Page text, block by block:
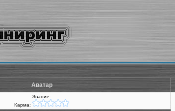
Аватар
Звание:
Карма: